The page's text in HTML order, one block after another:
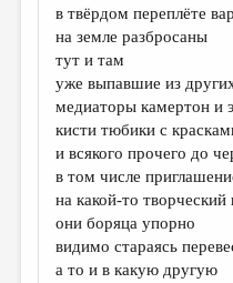
КНИЖНАЯ ПОЛКА
ОБЗОР ЛИТЕРАТУРЫ
СТРАНИЦЫ ПАМЯТИ
ОБЪЯВЛЕНИЯ
КОЛОНКА РЕДАКТОРА
РЕДКОЛЛЕГИЯ
ОТ РЕДАКЦИИ
в твёрдом переплёте
на земле разбросаны
тут и там
уже выпавшие из
медиаторы камертон и
кисти тюбики с
и всякого прочего до
в том числе
на какой-то
они боряца упорно
видимо стараясь
а то и в какую другую